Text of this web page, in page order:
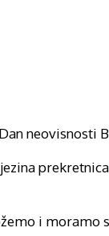
neovisnosti
i